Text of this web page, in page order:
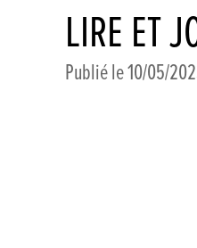
LIRE ET
Publié le 10/05/